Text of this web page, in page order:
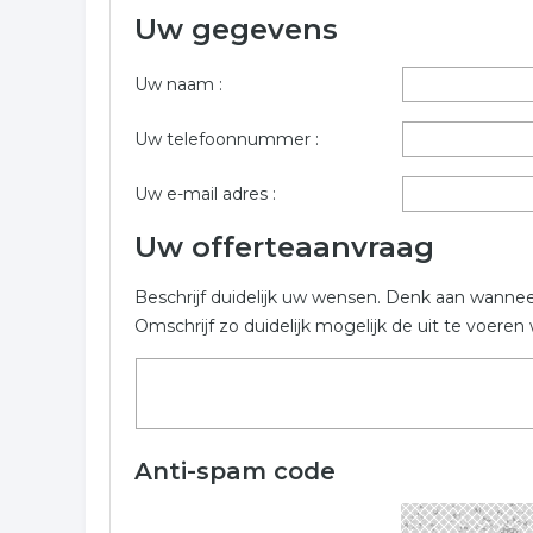
Vul onderstaand formulier zo volledig mogelijk in
projecten
Uw gegevens
Uw naam :
Uw telefoonnummer :
Uw e-mail adres :
Uw offerteaanvraag
Beschrijf duidelijk uw wensen. Denk aan
Omschrijf zo duidelijk mogelijk de uit te voeren
Anti-spam code